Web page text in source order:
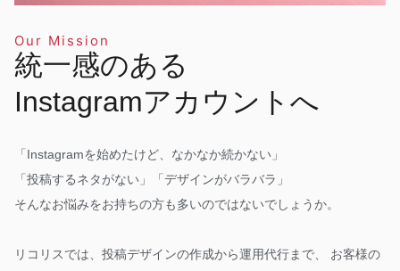
Our Mission
統一感のある
Instagramアカウントへ
「Instagramを始めたけど、なかなか続かない」
「投稿するネタがない」「デザインがバラバラ」
そんなお悩みをお持ちの方も多いのではないでしょうか。
リコリスでは、投稿デザインの作成から運用代行まで、 お客様の